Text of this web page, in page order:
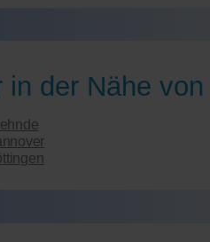
in der Nähe von